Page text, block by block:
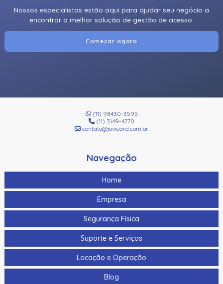
Nossos especialistas estão aqui para ajudar seu negócio a
encontrar a melhor solução de gestão de acesso.
Começar agora
(11) 98430-3595
(11) 3149-4770
contato@jovicard.com.br
Navegação
Home
Empresa
Segurança Física
Suporte e Serviços
Locação e Operação
Blog